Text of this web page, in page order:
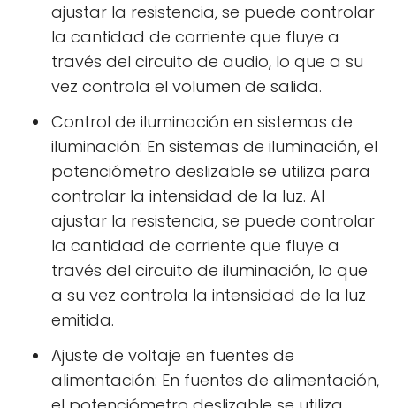
ajustar la resistencia, se puede controlar
la cantidad de corriente que fluye a
través del circuito de audio, lo que a su
vez controla el volumen de salida.
Control de iluminación en sistemas de
iluminación: En sistemas de iluminación, el
potenciómetro deslizable se utiliza para
controlar la intensidad de la luz. Al
ajustar la resistencia, se puede controlar
la cantidad de corriente que fluye a
través del circuito de iluminación, lo que
a su vez controla la intensidad de la luz
emitida.
Ajuste de voltaje en fuentes de
alimentación: En fuentes de alimentación,